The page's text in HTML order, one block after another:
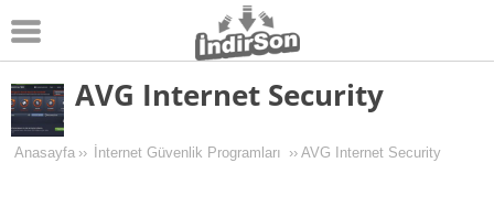
Android
Pc Oyunları
AVG Internet Security
Anasayfa ›› İnternet Güvenlik Programları ›› AVG Internet Security